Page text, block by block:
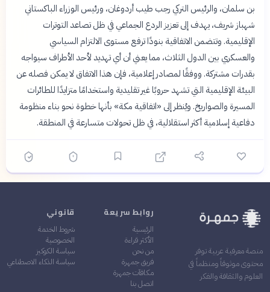
بن سلمان، والرئيس التركي رجب طيب أردوغان، ورئيس الوزراء الباكستاني
شهباز شريف، يهدف إلى تعزيز الردع الجماعي في ظل تصاعد التوترات
الإقليمية. وتتضمن الاتفاقية بنودًا ترفع مستوى الالتزام السياسي
والعسكري بين الدول الثلاث، مما يعني أن أي تهديد لأحد الأطراف سيواجه
بقدرات مشتركة. ووفقًا لمصادر إعلامية، فإن هذا الاتفاق لا يمكن فصله عن
البيئة الإقليمية التي تشهد حروبًا غير تقليدية واستخدامًا متزايدًا للطائرات
المسيرة والصواريخ. ويُنظر إلى «اتفاقية مكة» بأنها خطوة نحو بناء منظومة
دفاعية إسلامية أكثر استقلالية، في ظل تحولات متسارعة في المنطقة.
منصة معرفية عربية توفر
محتوى موثوقاً ومنظماً في
العلوم والثقافة والفكر
روابط سريعة
الرئيسية
الأكثر قراءة
من نحن
فريق جمهرة
مكافآت جمهرة
اتصل بنا
قانوني
شروط الخدمة
الخصوصية
سياسة الكوكيز
سياسة الذكاء الاصطناعي